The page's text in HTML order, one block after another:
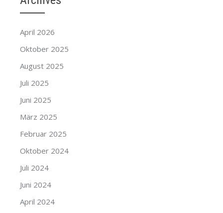
April 2026
Oktober 2025
August 2025
Juli 2025
Juni 2025
März 2025
Februar 2025
Oktober 2024
Juli 2024
Juni 2024
April 2024